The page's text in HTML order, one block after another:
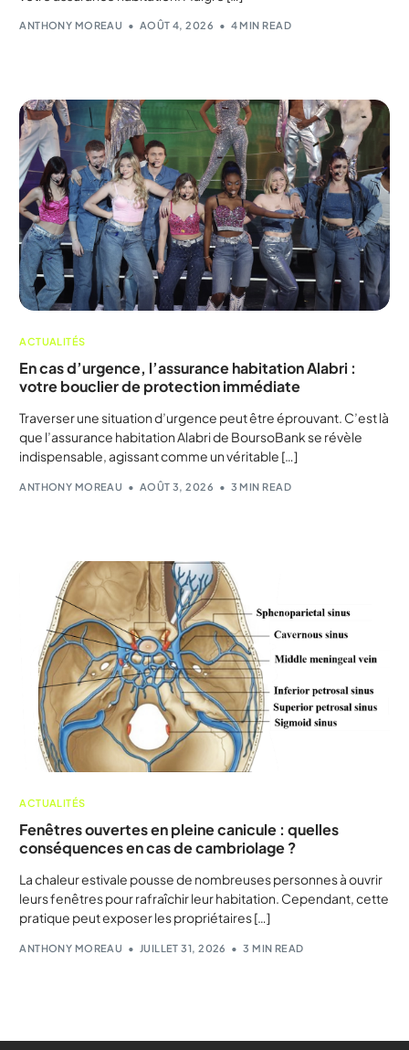
ANTHONY MOREAU AOÛT 4, 2026 4 MIN READ
ACTUALITÉS
En cas d’urgence, l’assurance habitation Alabri :
votre bouclier de protection immédiate
Traverser une situation d’urgence peut être éprouvant. C’est là
que l’assurance habitation Alabri de BoursoBank se révèle
indispensable, agissant comme un véritable […]
ANTHONY MOREAU AOÛT 3, 2026 3 MIN READ
ACTUALITÉS
Fenêtres ouvertes en pleine canicule : quelles
conséquences en cas de cambriolage ?
La chaleur estivale pousse de nombreuses personnes à ouvrir
leurs fenêtres pour rafraîchir leur habitation. Cependant, cette
pratique peut exposer les propriétaires […]
ANTHONY MOREAU JUILLET 31, 2026 3 MIN READ